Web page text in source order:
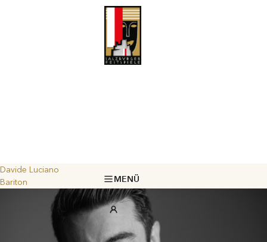
MENÜ
Davide Luciano
Bariton